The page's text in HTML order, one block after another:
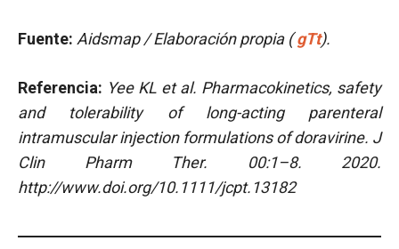
Fuente: Aidsmap / Elaboración propia (gTt).
Referencia: Yee KL et al. Pharmacokinetics, safety
and tolerability of long-acting parenteral
intramuscular injection formulations of doravirine. J
Clin Pharm Ther. 00:1–8. 2020.
http://www.doi.org/10.1111/jcpt.13182